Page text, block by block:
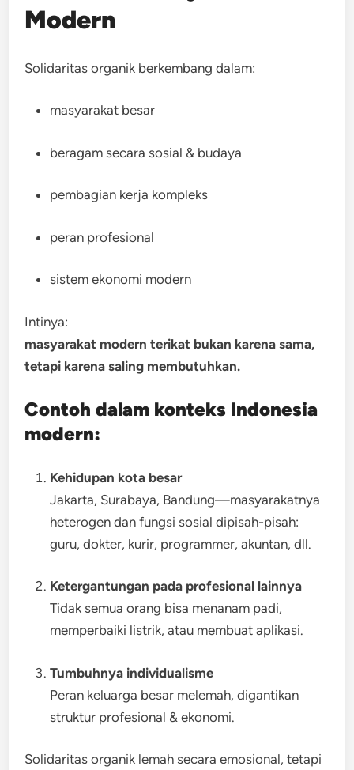
Modern
Solidaritas organik berkembang dalam:
masyarakat besar
beragam secara sosial & budaya
pembagian kerja kompleks
peran profesional
sistem ekonomi modern
Intinya:
masyarakat modern terikat bukan karena sama,
tetapi karena saling membutuhkan.
Contoh dalam konteks Indonesia
modern:
Kehidupan kota besar
Jakarta, Surabaya, Bandung—masyarakatnya
heterogen dan fungsi sosial dipisah-pisah:
guru, dokter, kurir, programmer, akuntan, dll.
Ketergantungan pada profesional lainnya
Tidak semua orang bisa menanam padi,
memperbaiki listrik, atau membuat aplikasi.
Tumbuhnya individualisme
Peran keluarga besar melemah, digantikan
struktur profesional & ekonomi.
Solidaritas organik lemah secara emosional, tetapi